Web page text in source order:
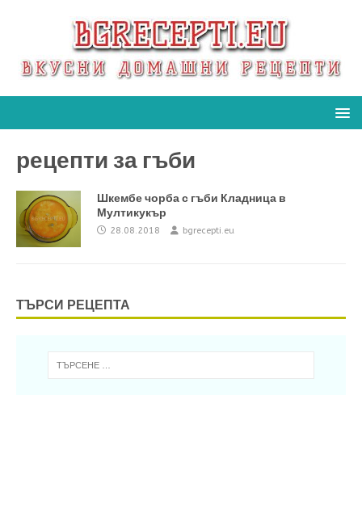
рецепти за гъби
Шкембе чорба с гъби Кладница в
Мултикукър
28.08.2018 bgrecepti.eu
ТЪРСИ РЕЦЕПТА